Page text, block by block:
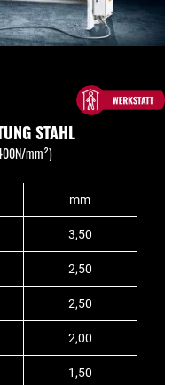
STAHL
mm²)
mm
3,50
2,50
2,50
2,00
1,50